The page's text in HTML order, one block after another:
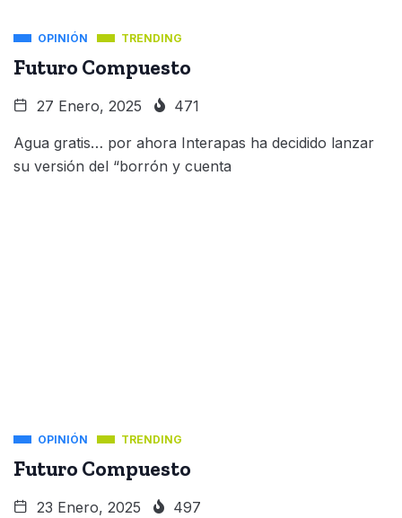
OPINIÓN TRENDING
Futuro Compuesto
27 Enero, 2025 471
Agua gratis… por ahora Interapas ha decidido lanzar
su versión del “borrón y cuenta
OPINIÓN TRENDING
Futuro Compuesto
23 Enero, 2025 497